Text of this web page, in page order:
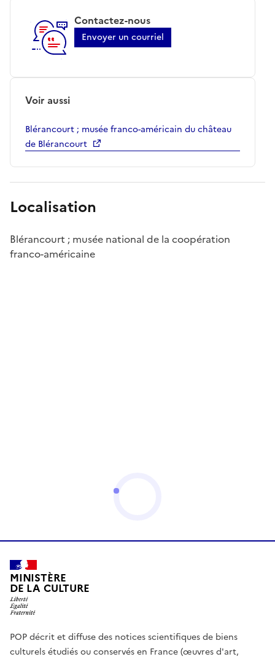
Contactez-nous
Envoyer un courriel
Voir aussi
Blérancourt ; musée franco-américain du château
de Blérancourt
Localisation
Blérancourt ; musée national de la coopération
franco-américaine
MINISTÈRE
DE LA CULTURE
POP décrit et diffuse des notices scientifiques de biens
culturels étudiés ou conservés en France (œuvres d'art,